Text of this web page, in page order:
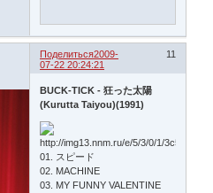
Поделиться 11
2009-
07-22 20:24:21
BUCK-TICK - 狂った太陽
(Kurutta Taiyou)(1991)
01. スピード
02. MACHINE
03. MY FUNNY VALENTINE